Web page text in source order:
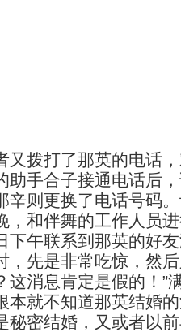
拨打了那英的电话，
助手合子接通电话后
辛则更换了电话号码
，和伴舞的工作人员
午联系到那英的好友
，先是非常吃惊，然
这消息肯定是假的！”
本就不知道那英结婚
秘密结婚，又或者以